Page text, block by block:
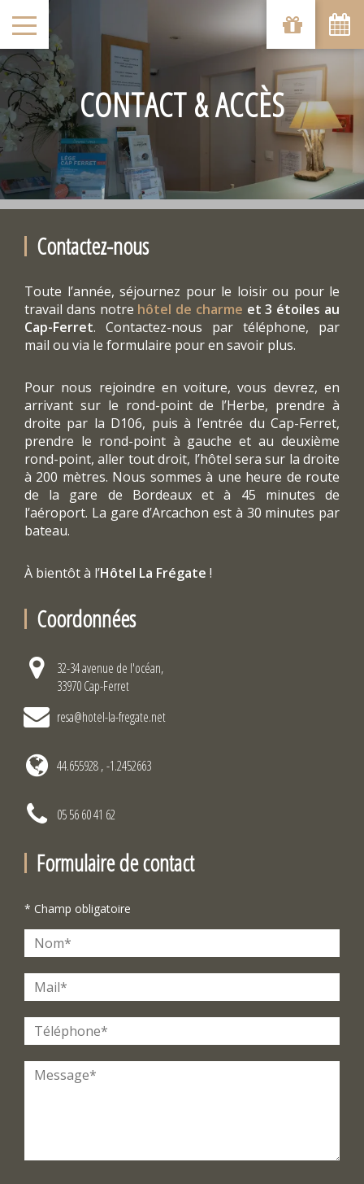
CONTACT & ACCÈS
Contactez-nous
Toute l’année, séjournez pour le loisir ou pour le
travail dans notre hôtel de charme et 3 étoiles au
Cap-Ferret. Contactez-nous par téléphone, par
mail ou via le formulaire pour en savoir plus.
Pour nous rejoindre en voiture, vous devrez, en
arrivant sur le rond-point de l’Herbe, prendre à
droite par la D106, puis à l’entrée du Cap-Ferret,
prendre le rond-point à gauche et au deuxième
rond-point, aller tout droit, l’hôtel sera sur la droite
à 200 mètres. Nous sommes à une heure de route
de la gare de Bordeaux et à 45 minutes de
l’aéroport. La gare d’Arcachon est à 30 minutes par
bateau.
À bientôt à l’Hôtel La Frégate !
Coordonnées
32-34 avenue de l'océan,
33970 Cap-Ferret
resa@hotel-la-fregate.net
44.655928 , -1.2452663
05 56 60 41 62
Formulaire de contact
* Champ obligatoire